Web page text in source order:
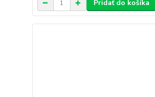
Pridať do košíka